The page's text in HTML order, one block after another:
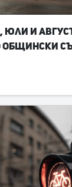
юли и
общински